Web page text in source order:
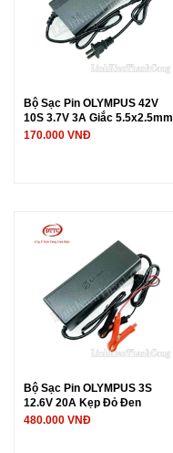
Bộ Sạc Pin OLYMPUS 42V
10S 3.7V 3A Giắc 5.5x2.5mm
170.000 VNĐ
Bộ Sạc Pin OLYMPUS 3S
12.6V 20A Kẹp Đỏ Đen
480.000 VNĐ